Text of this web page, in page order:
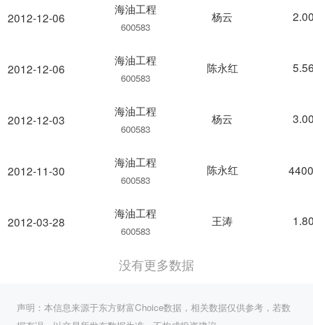
2012-12-06
2012-12-06
2012-12-03
2012-11-30
2012-03-28
海油工程
600583
杨云
海油工程
600583
陈永红
海油工程
600583
杨云
海油工程
600583
陈永红
海油工程
600583
王涛
没有更多数据
声明：本信息来源于东方财富Choice数据，相关数据仅供参考，若数